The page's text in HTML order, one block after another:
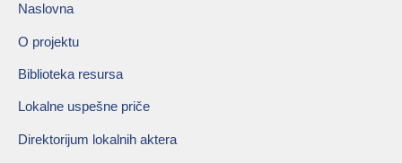
Naslovna
O projektu
Biblioteka resursa
Lokalne uspešne priče
Direktorijum lokalnih aktera